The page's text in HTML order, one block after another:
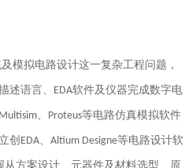
模拟电路设计这一复杂工程问题，
述语言、 EDA软件及仪器完成数字电
Multisim、 Proteus等电路仿真模拟软件
创 EDA、 Altium Designe等电路设计软
从方案设计、元器件及材料选型、原